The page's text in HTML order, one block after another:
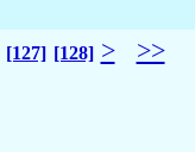
[127] [128] >
>>